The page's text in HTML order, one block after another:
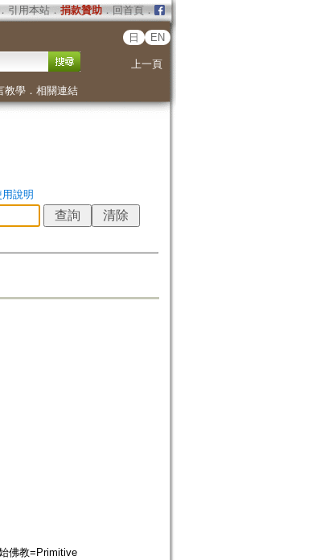
． 引用本站． 捐款贊助．回首頁．
日 EN
上一頁
教學． 相關連結
用說明
佛教=Primitive